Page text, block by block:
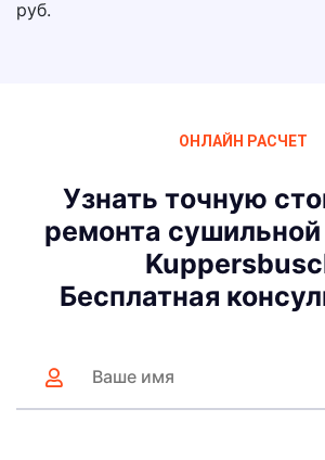
руб.
ОНЛАЙН РАСЧЕТ
Узнать точную
ремонта
Бесплатная